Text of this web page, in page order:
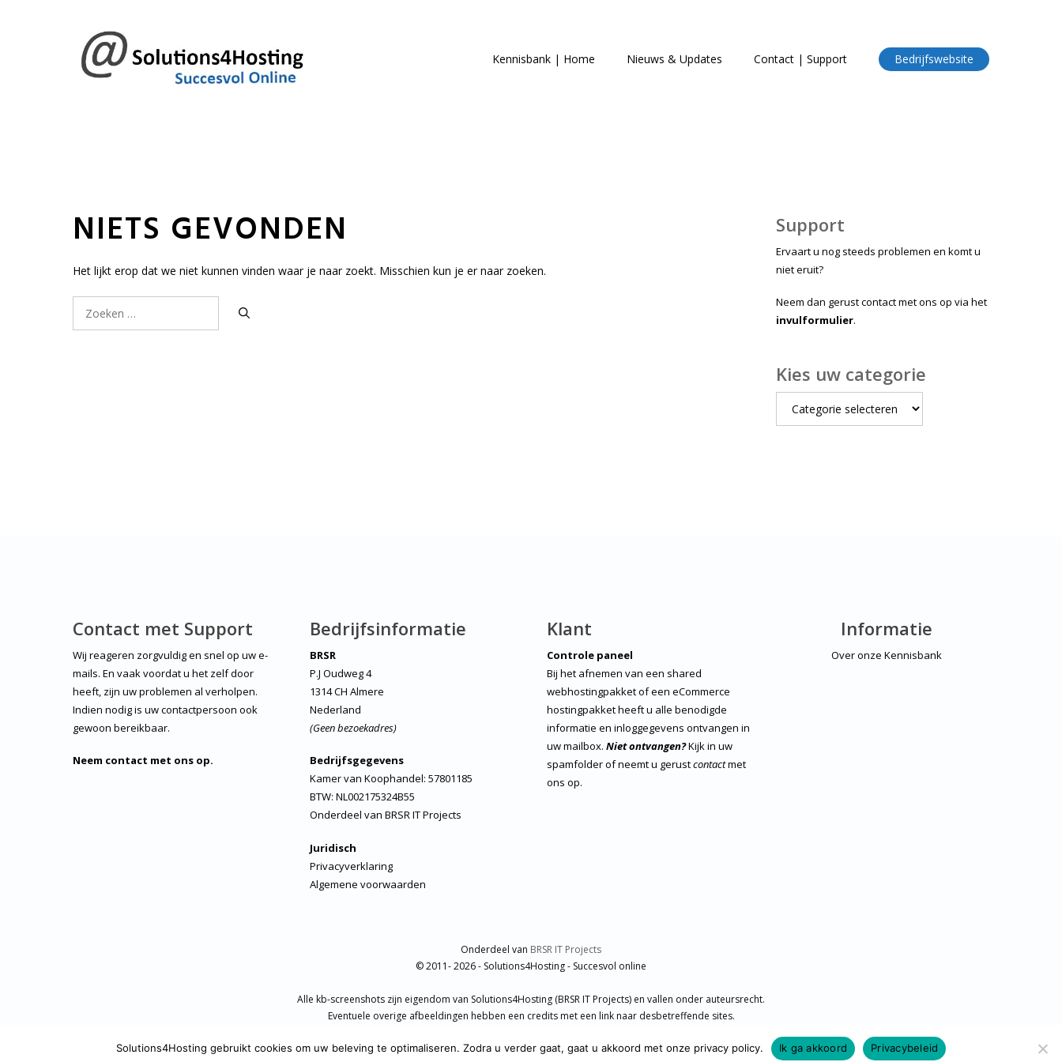
Kennisbank | Home Nieuws & Updates Contact | Support Bedrijfswebsite
NIETS GEVONDEN
Het lijkt erop dat we niet kunnen vinden waar je naar zoekt. Misschien kun je er naar zoeken.
Support
Ervaart u nog steeds problemen en komt u
niet eruit?
Neem dan gerust contact met ons op via het
invulformulier.
Kies uw categorie
Contact met Support
Wij reageren zorgvuldig en snel op uw e-
mails. En vaak voordat u het zelf door
heeft, zijn uw problemen al verholpen.
Indien nodig is uw contactpersoon ook
gewoon bereikbaar.
Neem contact met ons op.
Bedrijfsinformatie
BRSR
P.J Oudweg 4
1314 CH Almere
Nederland
(Geen bezoekadres)
Bedrijfsgegevens
Kamer van Koophandel: 57801185
BTW: NL002175324B55
Onderdeel van BRSR IT Projects
Juridisch
Privacyverklaring
Algemene voorwaarden
Klant
Controle paneel
Bij het afnemen van een shared
webhostingpakket of een eCommerce
hostingpakket heeft u alle benodigde
informatie en inloggegevens ontvangen in
uw mailbox. Niet ontvangen?Kijk in uw
spamfolder of neemt u gerustcontactmet
ons op.
Informatie
Over onze Kennisbank
Onderdeel van BRSR IT Projects
© 2011- 2026 - Solutions4Hosting - Succesvol online
Alle kb-screenshots zijn eigendom van Solutions4Hosting (BRSR IT Projects) en vallen onder auteursrecht.
Eventuele overige afbeeldingen hebben een credits met een link naar desbetreffende sites.
Solutions4Hosting gebruikt cookies om uw beleving te optimaliseren. Zodra u verder gaat, gaat u akkoord met onze privacy policy. Ik ga akkoord Privacybeleid